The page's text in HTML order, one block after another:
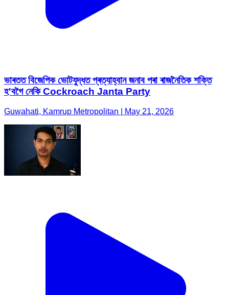
ভাৰতত বিজেপিক ভোটযুদ্ধত প্ৰত্যাহ্বান জনাব পৰা ৰাজনৈতিক শক্তি
হ'বগৈ নেকি Cockroach Janta Party
Guwahati, Kamrup Metropolitan | May 21, 2026